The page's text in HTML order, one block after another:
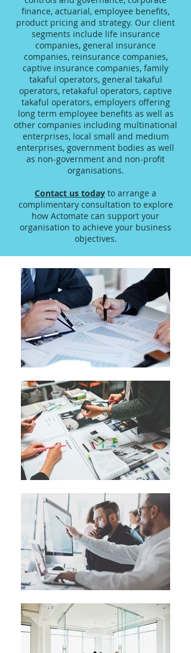
finance, actuarial, employee benefits,
product pricing and strategy. Our client
segments include life insurance
companies, general insurance
companies, reinsurance companies,
captive insurance companies, family
takaful operators, general takaful
operators, retakaful operators, captive
takaful operators, employers offering
long term employee benefits as well as
other companies including multinational
enterprises, local small and medium
enterprises, government bodies as well
as non-government and non-profit
organisations.
Contact us today to arrange a
complimentary consultation to explore
how Actomate can support your
organisation to achieve your business
objectives.